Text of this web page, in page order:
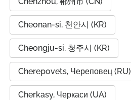
Cheonan-si, 천안시 (KR)
Cheongju-si, 청주시 (KR)
Cherepovets, Череповец (RU)
Cherkasy, Черкаси (UA)